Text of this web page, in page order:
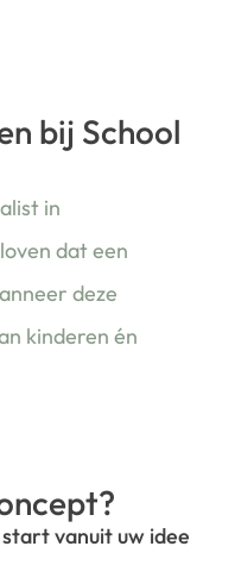
bij School
in
dat een
deze
kinderen én
vanuit uw idee